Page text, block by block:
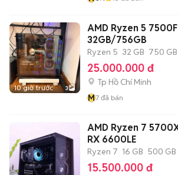
10 giờ trước 3
AMD Ryzen 5
32GB/756GB
Ryzen 5 32 GB 750 GB
25.000.000 đ
Tp Hồ Chí Minh
M7 đã bán
AMD Ryzen 7
RX 6600LE
Ryzen 7 16 GB 500 GB
15.500.000 đ